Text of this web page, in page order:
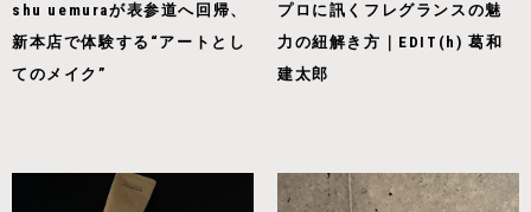
shu uemuraが表参道へ回帰、
新本店で体験する“アートとし
てのメイク”
プロに訊くフレグランスの魅
力の紐解き方｜EDIT(h) 葛和
建太郎